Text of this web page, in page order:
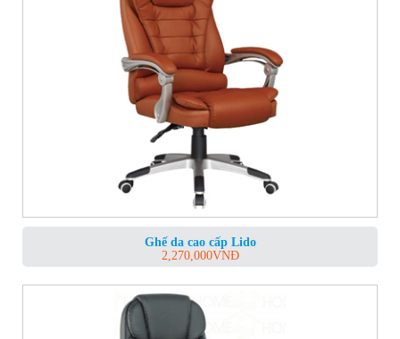
Ghế da cao cấp Lido
2,270,000VNĐ